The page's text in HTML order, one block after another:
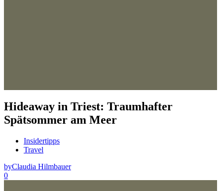
Hideaway in Triest: Traumhafter
Spätsommer am Meer
Insidertipps
Travel
byClaudia Hilmbauer
0